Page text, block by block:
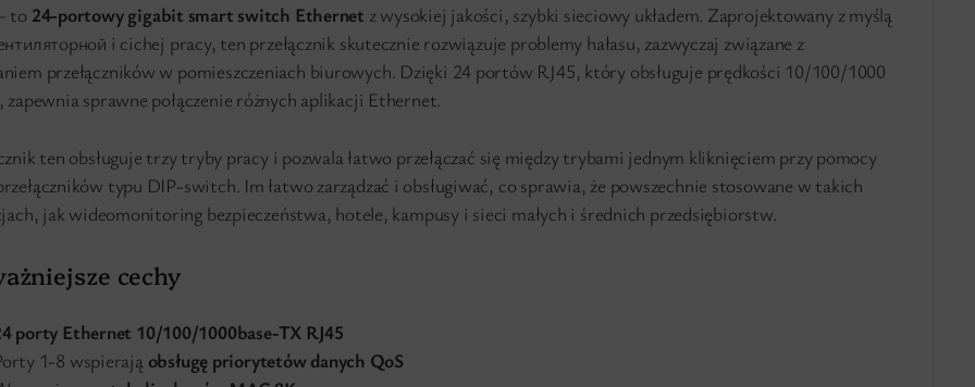
to 24-portowy gigabit smart switch Ethernet z wysokiej jakości, szybki sieciowy układem. Zaprojektowany z myślą
i cichej pracy, ten przełącznik skutecznie rozwiązuje problemy hałasu, zazwyczaj związane z
przełączników w pomieszczeniach biurowych. Dzięki 24 portów RJ45, który obsługuje prędkości 10/100/1000
sprawne połączenie różnych aplikacji Ethernet.
ten obsługuje trzy tryby pracy i pozwala łatwo przełączać się między trybami jednym kliknięciem przy pomocy
typu DIP-switch. Im łatwo zarządzać i obsługiwać, co sprawia, że powszechnie stosowane w takich
jak wideomonitoring bezpieczeństwa, hotele, kampusy i sieci małych i średnich przedsiębiorstw.
cechy
porty Ethernet 10/100/1000base-TX RJ45
1-8 wspierają obsługę priorytetów danych QoS